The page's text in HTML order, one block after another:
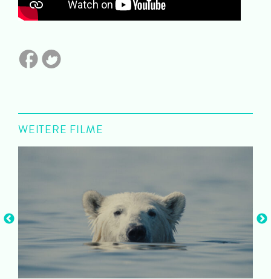
WEITERE FILME